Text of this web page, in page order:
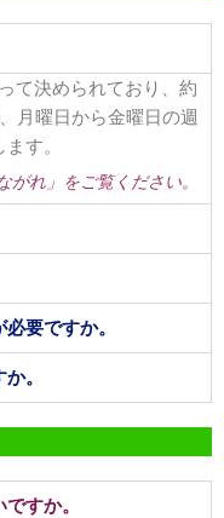
て決められており、約
月曜日から金曜日の週
す。
れ」をご覧ください。
要ですか。
。
すか。